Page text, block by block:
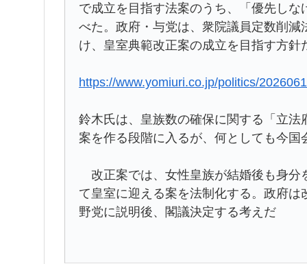
で成立を目指す法案のうち、「優先し
べた。政府・与党は、衆院議員定数削
け、皇室典範改正案の成立を目指す方針
https://www.yomiuri.co.jp/politics/
鈴木氏は、皇族数の確保に関する「立
案を作る段階に入るが、何としても今
改正案では、女性皇族が結婚後も身分
て皇室に迎える案を法制化する。政府
野党に説明後、閣議決定する考えだ